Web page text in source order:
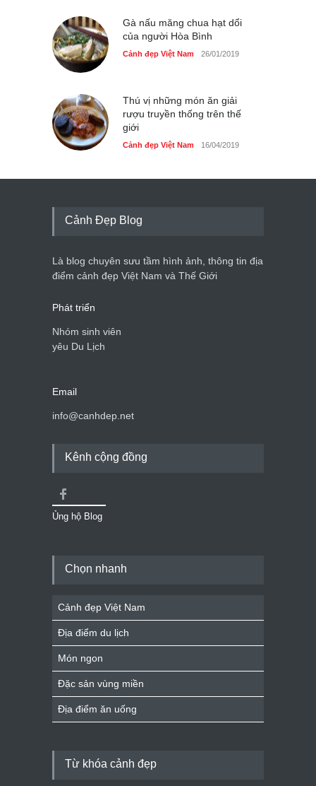
Gà nấu măng chua hạt dổi
của người Hòa Bình
Cảnh đẹp Việt Nam 26/01/2019
Thú vị những món ăn giải
rượu truyền thống trên thế
giới
Cảnh đẹp Việt Nam 16/04/2019
Cảnh Đẹp Blog
Là blog chuyên sưu tầm hình ảnh, thông tin địa
điểm cảnh đẹp Việt Nam và Thế Giới
Phát triển
Nhóm sinh viên
yêu Du Lịch
Email
info@canhdep.net
Kênh cộng đồng
Ủng hộ Blog
Chọn nhanh
Cảnh đẹp Việt Nam
Địa điểm du lịch
Món ngon
Đặc sản vùng miền
Địa điểm ăn uống
Từ khóa cảnh đẹp